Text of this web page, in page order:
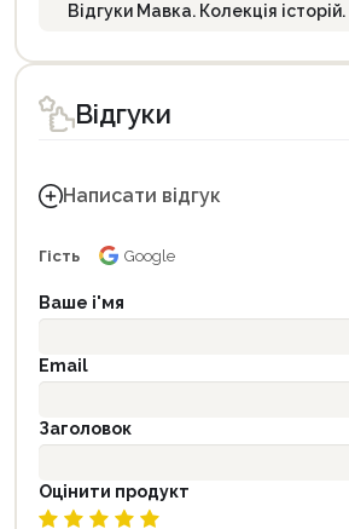
Відгуки Мавка. Колекція історій.
Відгуки
Написати відгук
Гість Google
Ваше і'мя
Email
Заголовок
Оцінити продукт